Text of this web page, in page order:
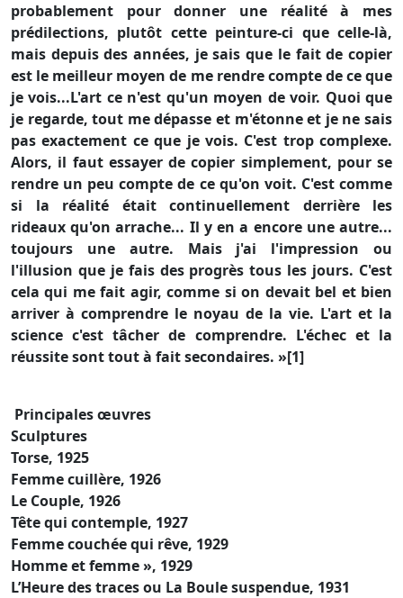
probablement pour donner une réalité à mes
prédilections, plutôt cette peinture-ci que celle-là,
mais depuis des années, je sais que le fait de copier
est le meilleur moyen de me rendre compte de ce que
je vois...L'art ce n'est qu'un moyen de voir. Quoi que
je regarde, tout me dépasse et m'étonne et je ne sais
pas exactement ce que je vois. C'est trop complexe.
Alors, il faut essayer de copier simplement, pour se
rendre un peu compte de ce qu'on voit. C'est comme
si la réalité était continuellement derrière les
rideaux qu'on arrache... Il y en a encore une autre...
toujours une autre. Mais j'ai l'impression ou
l'illusion que je fais des progrès tous les jours. C'est
cela qui me fait agir, comme si on devait bel et bien
arriver à comprendre le noyau de la vie. L'art et la
science c'est tâcher de comprendre. L'échec et la
réussite sont tout à fait secondaires. »[1]
Principales œuvres
Sculptures
Torse, 1925
Femme cuillère, 1926
Le Couple, 1926
Tête qui contemple, 1927
Femme couchée qui rêve, 1929
Homme et femme », 1929
L’Heure des traces ou La Boule suspendue, 1931